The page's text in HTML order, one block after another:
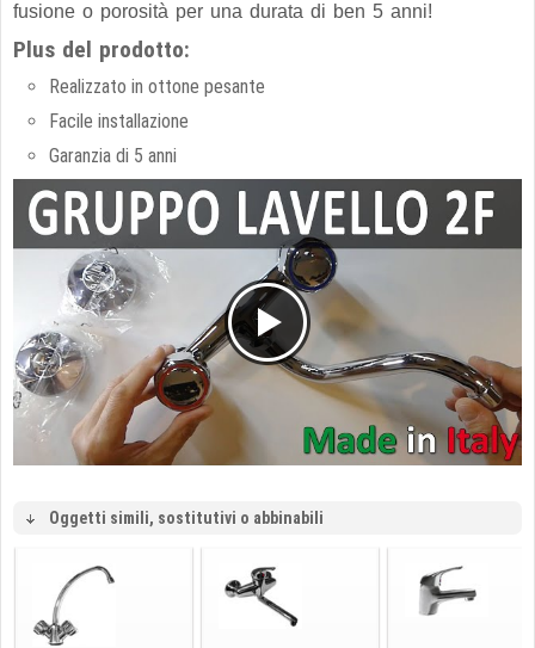
fusione o porosità per una durata di ben 5 anni!
Plus del prodotto:
Realizzato in ottone pesante
Facile installazione
Garanzia di 5 anni
Oggetti simili, sostitutivi o abbinabili